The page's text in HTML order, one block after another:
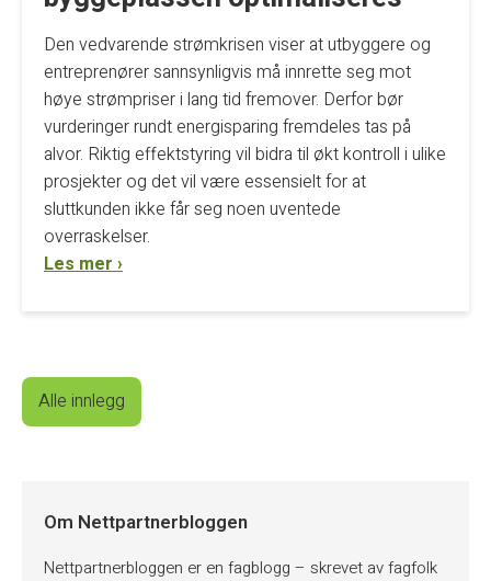
Den vedvarende strømkrisen viser at utbyggere og
entreprenører sannsynligvis må innrette seg mot
høye strømpriser i lang tid fremover. Derfor bør
vurderinger rundt energisparing fremdeles tas på
alvor. Riktig effektstyring vil bidra til økt kontroll i ulike
prosjekter og det vil være essensielt for at
sluttkunden ikke får seg noen uventede
overraskelser.
Les mer ›
Alle innlegg
Om Nettpartnerbloggen
Nettpartnerbloggen er en fagblogg – skrevet av fagfolk